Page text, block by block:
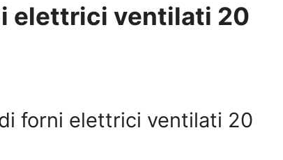
elettrici ventilati 20
forni elettrici ventilati 20